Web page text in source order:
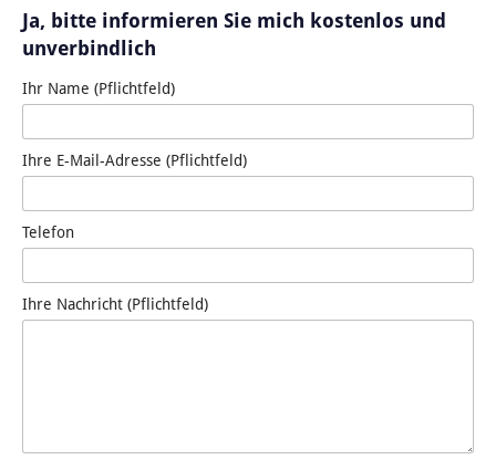
Ja, bitte informieren Sie mich kostenlos und
unverbindlich
Ihr Name (Pflichtfeld)
Ihre E-Mail-Adresse (Pflichtfeld)
Telefon
Ihre Nachricht (Pflichtfeld)